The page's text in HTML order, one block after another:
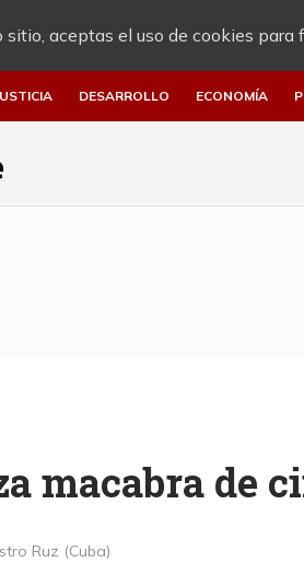
aceptas el uso de cookies para
DESARROLLO ECONOMÍA
macabra de
Ruz (Cuba)